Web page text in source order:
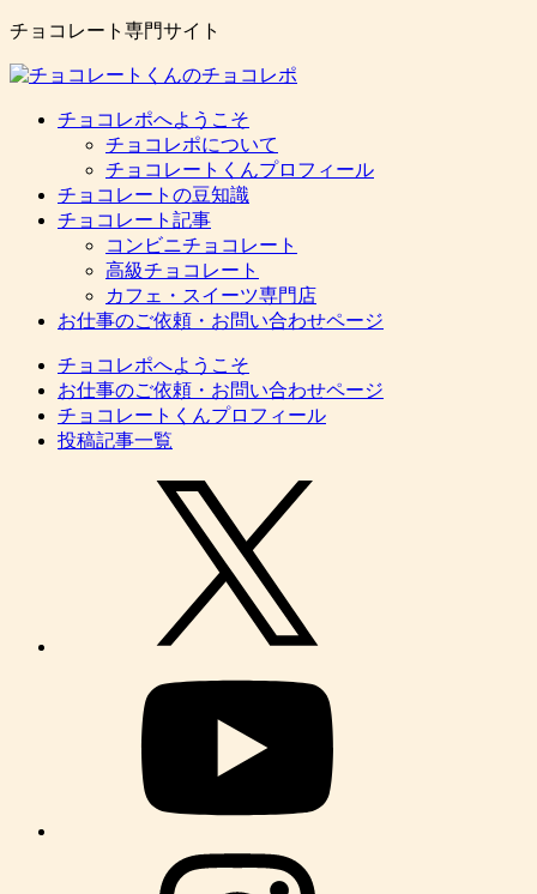
チョコレート専門サイト
チョコレポへようこそ
チョコレポについて
チョコレートくんプロフィール
チョコレートの豆知識
チョコレート記事
コンビニチョコレート
高級チョコレート
カフェ・スイーツ専門店
お仕事のご依頼・お問い合わせページ
チョコレポへようこそ
お仕事のご依頼・お問い合わせページ
チョコレートくんプロフィール
投稿記事一覧